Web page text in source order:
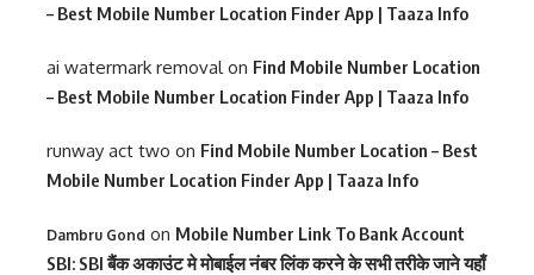
– Best Mobile Number Location Finder App | Taaza Info
ai watermark removalon Find Mobile Number Location
– Best Mobile Number Location Finder App | Taaza Info
runway act two on Find Mobile Number Location – Best
Mobile Number Location Finder App | Taaza Info
Dambru Gond on Mobile Number Link To Bank Account
SBI: SBI बैंक अकाउंट मे मोबाईल नंबर लिंक करने के सभी तरीके जाने यहाँ